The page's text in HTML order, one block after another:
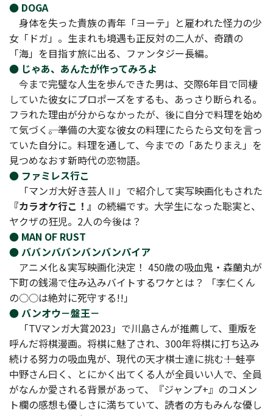
● DOGA
身体を失った貴族の青年「ヨーテ」と雇われた怪力の少
女「ドガ」。生まれも境遇も正反対の二人が、奇蹟の
「海」を目指す旅に出る、ファンタジー長編。
● じゃあ、あんたが作ってみろよ
今まで完璧な人生を歩んできた男は、交際6年目で同棲
していた彼女にプロポーズをするも、あっさり断られる。
フラれた理由が分からなかったが、後に自分で料理を始め
て気づく――。準備の大変な彼女の料理にたらたら文句を言っ
ていた自分に。料理を通して、今までの「あたりまえ」を
見つめなおす新時代の恋物語。
● ファミレス行こ
「マンガ大好き芸人Ⅱ」で紹介して実写映画化もされた
『カラオケ行こ！』 の続編です。大学生になった聡実と、
ヤクザの狂児。2人の今後は？
● MAN OF RUST
● ババンババンバンバンパイア
アニメ化＆実写映画化決定！ 450歳の吸血鬼・森蘭丸が
下町の銭湯で住み込みバイトするワケとは？ 「李仁くん
の○○は絶対に死守する!!」
● バンオウ－盤王－
「TVマンガ大賞2023」で川島さんが推薦して、重版を
呼んだ将棋漫画。将棋に魅了され、300年将棋に打ち込み
続ける努力の吸血鬼が、現代の天才棋士達に挑む――！ 蛙亭
中野さん曰く、とにかく出てくる人が全員いい人で、全員
がなんか愛される背景があって、『ジャンプ+』のコメン
ト欄の感想も優しさに満ちていて、読者の方もみんな優し